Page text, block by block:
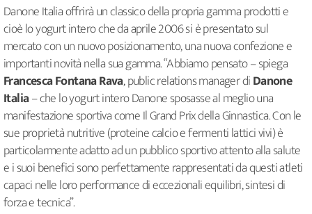
Danone Italia offrirà un classico della propria gamma prodotti e
cioè lo yogurt intero che da aprile 2006 si è presentato sul
mercato con un nuovo posizionamento, una nuova confezione e
importanti novità nella sua gamma. “Abbiamo pensato – spiega
Francesca Fontana Rava, public relations manager diDanone
Italia– che lo yogurt intero Danone sposasse al meglio una
manifestazione sportiva come Il Grand Prix della Ginnastica. Con le
sue proprietà nutritive (proteine calcio e fermenti lattici vivi) è
particolarmente adatto ad un pubblico sportivo attento alla salute
e i suoi benefici sono perfettamente rappresentati da questi atleti
capaci nelle loro performance di eccezionali equilibri, sintesi di
forza e tecnica”.